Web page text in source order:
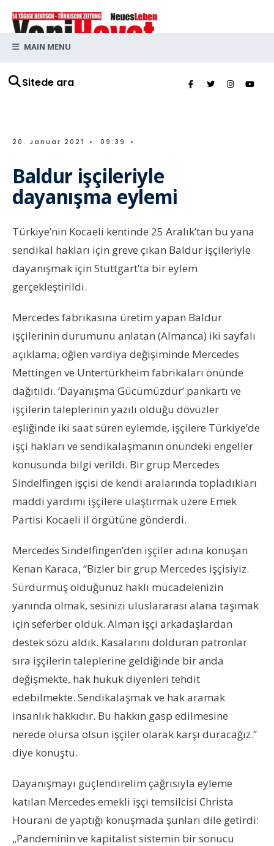
Sitede ara
MAIN MENU
20. Januar 2021 • 09:39 •
Baldur işçileriyle
dayanışma eylemi
Türkiye’nin Kocaeli kentinde 25 Aralık’tan bu yana
sendikal hakları için greve çıkan Baldur işçileriyle
dayanışmak için Stuttgart’ta bir eylem
gerçekleştirildi.
Mercedes fabrikasına üretim yapan Baldur
işçilerinin durumunu anlatan (Almanca) iki sayfalı
açıklama, öğlen vardiya değişiminde Mercedes
Mettingen ve Untertürkheim fabrikaları önünde
dağıtıldı. ‘Dayanışma Gücümüzdür’ pankartı ve
işçilerin taleplerinin yazılı olduğu dövüzler
eşliğinde iki saat süren eylemde, işçilere Türkiye’de
işçi hakları ve sendikalaşmanın önündeki engeller
konusunda bilgi verildi. Bir grup Mercedes
Sindelfingen işçisi de kendi aralarında topladıkları
maddi yardımı işçilere ulaştırmak üzere Emek
Partisi Kocaeli il örgütüne gönderdi.
Mercedes Sindelfingen’den işçiler adına konuşan
Kenan Karaca, “Bizler bir grup Mercedes işçisiyiz.
Sürdürmüş olduğunuz haklı mücadelenizin
yanında olmak, sesinizi uluslararası alana taşımak
için seferber olduk. Alman işçi arkadaşlardan
destek sözü aldık. Kasalarını dolduran patronlar
sıra işçilerin taleplerine geldiğinde bir anda
değişmekte, hak hukuk diyenleri tehdit
edebilmekte. Sendikalaşmak ve hak aramak
insanlık hakkıdır. Bu hakkın gasp edilmesine
nerede olursa olsun işçiler olarak karşı duracağız.”
diye konuştu.
Dayanışmayı güçlendirelim çağrısıyla eyleme
katılan Mercedes emekli işçi temsilcisi Christa
Hourani de yaptığı konuşmada şunları dile getirdi:
„Pandeminin ve kapitalist sistemin bir sonucu